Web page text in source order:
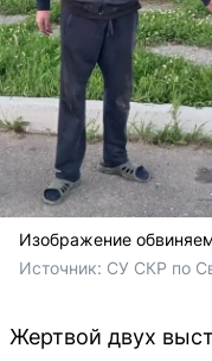
Изображение
Источник: СУ СКР по
Жертвой двух